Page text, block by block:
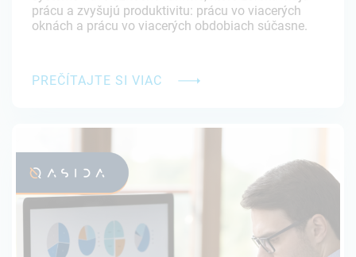
prácu a zvyšujú produktivitu: prácu vo viacerých
oknách a prácu vo viacerých obdobiach súčasne.
PREČÍTAJTE SI VIAC